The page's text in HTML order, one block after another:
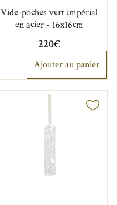
Vide-poches vert impérial
en acier - 16x16cm
220€
Ajouter au panier